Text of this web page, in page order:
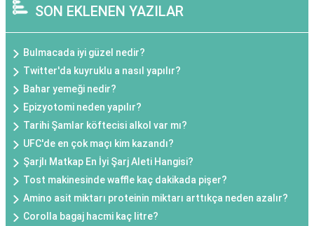
SON EKLENEN YAZILAR
Bulmacada iyi güzel nedir?
Twitter'da kuyruklu a nasıl yapılır?
Bahar yemeği nedir?
Epizyotomi neden yapılır?
Tarihi Şamlar köftecisi alkol var mı?
UFC'de en çok maçı kim kazandı?
Şarjlı Matkap En İyi Şarj Aleti Hangisi?
Tost makinesinde waffle kaç dakikada pişer?
Amino asit miktarı proteinin miktarı arttıkça neden azalır?
Corolla bagaj hacmi kaç litre?